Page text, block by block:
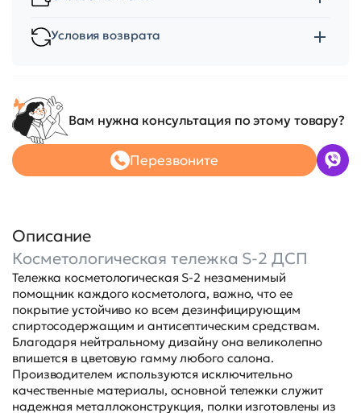
Условия возврата
Вам нужна консультация по этому товару?
Перезвоните
Описание
Косметологическая тележка S-2 ДСП
Тележка косметологическая S-2 незаменимый
помощник каждого косметолога, важно, что ее
покрытие устойчиво ко всем дезинфицирующим
спиртосодержащим и антисептическим средствам.
Благодаря нейтральному дизайну она великолепно
впишется в цветовую гамму любого салона.
Производителем используются исключительно
качественные материалы, основной тележки служит
надежная металлоконструкция, полки изготовлены из